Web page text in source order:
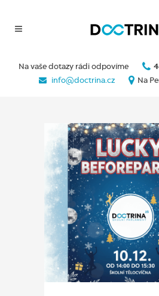
Na vaše dotazy rádi odpovíme
info@doctrina.cz
Na